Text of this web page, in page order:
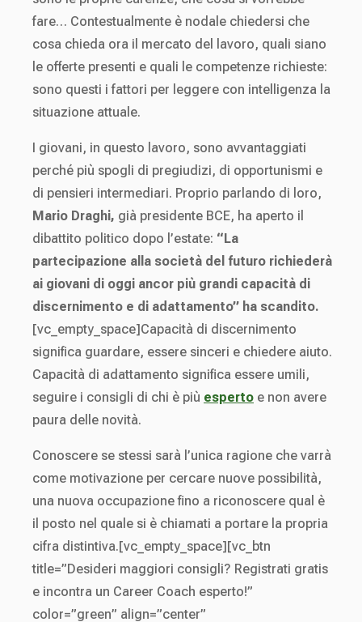
fare… Contestualmente è nodale chiedersi che
cosa chieda ora il mercato del lavoro, quali siano
le offerte presenti e quali le competenze richieste:
sono questi i fattori per leggere con intelligenza la
situazione attuale.
I giovani, in questo lavoro, sono avvantaggiati
perché più spogli di pregiudizi, di opportunismi e
di pensieri intermediari. Proprio parlando di loro,
Mario Draghi, già presidente BCE, ha aperto il
dibattito politico dopo l’estate: “La
partecipazione alla società del futuro richiederà
ai giovani di oggi ancor più grandi capacità di
discernimento e di adattamento” ha scandito.
[vc_empty_space]Capacità di discernimento
significa guardare, essere sinceri e chiedere aiuto.
Capacità di adattamento significa essere umili,
seguire i consigli di chi è più esperto e non avere
paura delle novità.
Conoscere se stessi sarà l’unica ragione che varrà
come motivazione per cercare nuove possibilità,
una nuova occupazione fino a riconoscere qual è
il posto nel quale si è chiamati a portare la propria
cifra distintiva.[vc_empty_space][vc_btn
title=”Desideri maggiori consigli? Registrati gratis
e incontra un Career Coach esperto!”
color=”green” align=”center”